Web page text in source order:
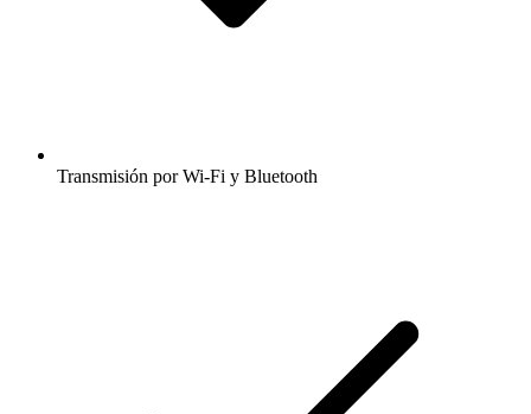
Transmisión por Wi-Fi y Bluetooth